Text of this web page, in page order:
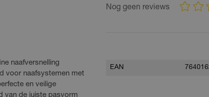
naafversnelling
voor naafsystemen met
en veilige
van de juiste pasvorm
Nog geen reviews
EAN